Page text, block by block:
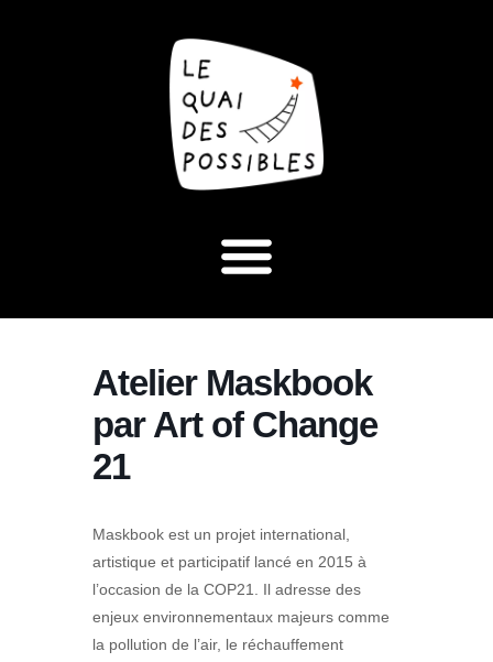
Atelier Maskbook
par Art of Change
21
Maskbook est un projet international,
artistique et participatif lancé en 2015 à
l’occasion de la COP21. Il adresse des
enjeux environnementaux majeurs comme
la pollution de l’air, le réchauffement